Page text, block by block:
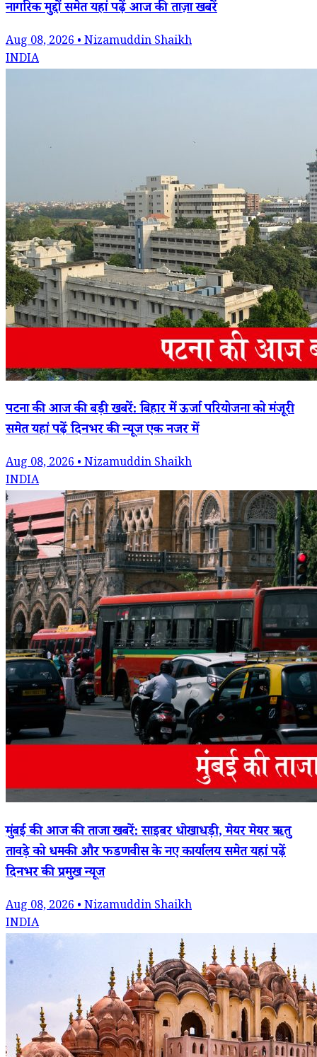
नागरिक मुद्दों समेत यहां पढ़ें आज की ताज़ा खबरें
Aug 08, 2026 • Nizamuddin Shaikh
INDIA
पटना की आज की बड़ी खबरें: बिहार में ऊर्जा परियोजना को मंजूरी
समेत यहां पढ़ें दिनभर की न्यूज एक नजर में
Aug 08, 2026 • Nizamuddin Shaikh
INDIA
मुंबई की आज की ताजा खबरें: साइबर धोखाधड़ी, मेयर मेयर ऋतु
तावड़े को धमकी और फडणवीस के नए कार्यालय समेत यहां पढ़ें
दिनभर की प्रमुख न्यूज
Aug 08, 2026 • Nizamuddin Shaikh
INDIA